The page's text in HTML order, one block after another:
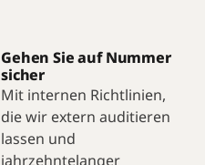
Gehen Sie auf Nummer
sicher
Mit internen Richtlinien,
die wir extern auditieren
lassen und
jahrzehntelanger